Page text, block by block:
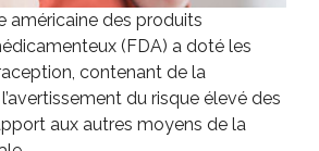
américaine des produits
(FDA) a doté les
contenant de la
du risque élevé des
aux autres moyens de la